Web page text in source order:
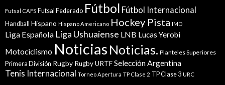
Futsal CAFS Futsal Federado Fútbol Fútbol Internacional
Handball Hispano Hispano Americano Hockey Pista IMD
Liga Española Liga Ushuaiense LNB Lucas Yerobi
Motociclismo Noticias Noticias. Planteles Superiores
Primera División Rugby Rugby URTFSelección Argentina
Tenis Internacional Torneo Apertura TP Clase 2 TP Clase 3 URC